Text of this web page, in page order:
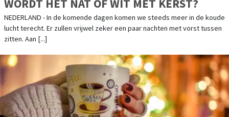
WORDT HET NAT OF WIT MET KERST?
NEDERLAND - In de komende dagen komen we steeds meer in de koude
lucht terecht. Er zullen vrijwel zeker een paar nachten met vorst tussen
zitten. Aan [...]